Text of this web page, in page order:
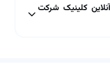
کلینیک شرکت